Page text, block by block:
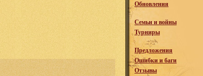
Обновления
Семьи и войны
Турниры
Предложения
Ошибки и баги
Отзывы